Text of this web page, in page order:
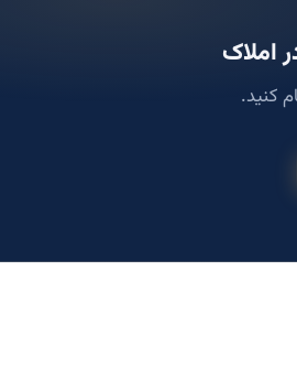
املاک
کنید.